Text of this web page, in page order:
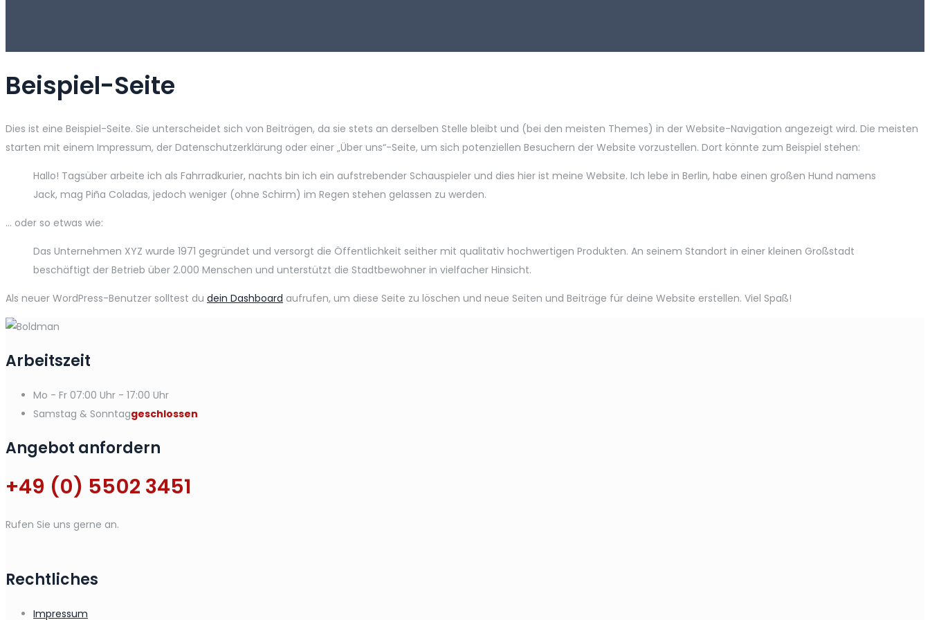
Beispiel-Seite
Dies ist eine Beispiel-Seite. Sie unterscheidet sich von Beiträgen, da sie stets an derselben Stelle bleibt und (bei den meisten Themes) in der Website-Navigation angezeigt wird. Die meisten
starten mit einem Impressum, der Datenschutzerklärung oder einer „Über uns“-Seite, um sich potenziellen Besuchern der Website vorzustellen. Dort könnte zum Beispiel stehen:
Hallo! Tagsüber arbeite ich als Fahrradkurier, nachts bin ich ein aufstrebender Schauspieler und dies hier ist meine Website. Ich lebe in Berlin, habe einen großen Hund namens
Jack, mag Piña Coladas, jedoch weniger (ohne Schirm) im Regen stehen gelassen zu werden.
… oder so etwas wie:
Das Unternehmen XYZ wurde 1971 gegründet und versorgt die Öffentlichkeit seither mit qualitativ hochwertigen Produkten. An seinem Standort in einer kleinen Großstadt
beschäftigt der Betrieb über 2.000 Menschen und unterstützt die Stadtbewohner in vielfacher Hinsicht.
Als neuer WordPress-Benutzer solltest du dein Dashboard aufrufen, um diese Seite zu löschen und neue Seiten und Beiträge für deine Website erstellen. Viel Spaß!
Arbeitszeit
Mo - Fr 07:00 Uhr - 17:00 Uhr
Samstag & Sonntaggeschlossen
Angebot anfordern
+49 (0) 5502 3451
Rufen Sie uns gerne an.
Rechtliches
Impressum